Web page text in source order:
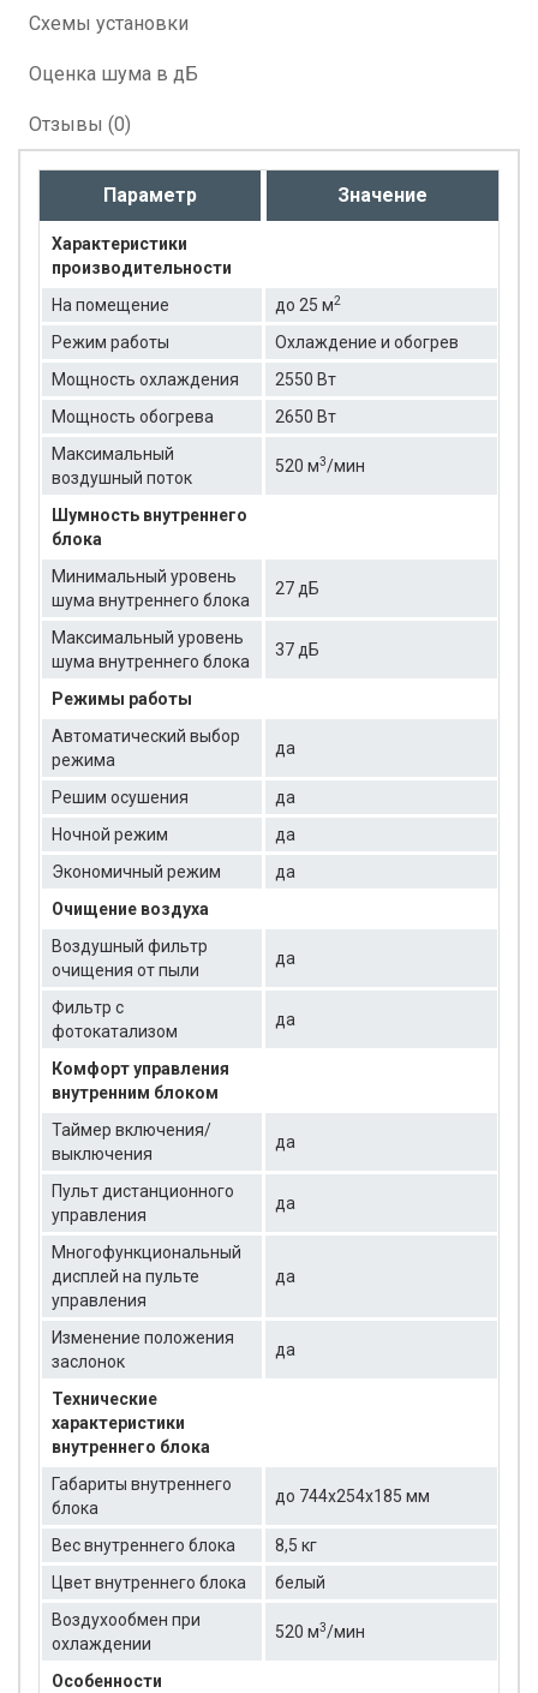
Схемы установки
Оценка шума в дБ
Отзывы (0)
Параметр Значение
Характеристики
производительности
На помещение
до 25 м2
Режим работы
Охлаждение и обогрев
Мощность охлаждения
2550 Вт
Мощность обогрева
2650 Вт
Максимальный
воздушный поток
520 м3/мин
Шумность внутреннего
блока
Минимальный уровень
шума внутреннего блока
27 дБ
Максимальный уровень
шума внутреннего блока
37 дБ
Режимы работы
Автоматический выбор
режима
да
Решим осушения
да
Ночной режим
да
Экономичный режим
да
Очищение воздуха
Воздушный фильтр
очищения от пыли
да
Фильтр с
фотокатализом
да
Комфорт управления
внутренним блоком
Таймер включения/
выключения
да
Пульт дистанционного
управления
да
Многофункциональный
дисплей на пульте
управления
да
Изменение положения
заслонок
да
Технические
характеристики
внутреннего блока
Габариты внутреннего
блока
до 744x254x185 мм
Вес внутреннего блока
8,5 кг
Цвет внутреннего блока
белый
Воздухообмен при
охлаждении
520 м3/мин
Особенности